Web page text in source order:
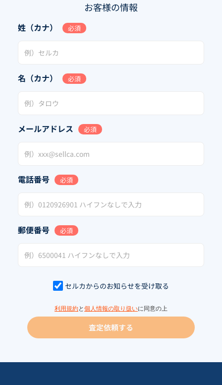
お客様の情報
姓（カナ） 必須
名（カナ） 必須
メールアドレス 必須
電話番号 必須
郵便番号 必須
セルカからのお知らせを受け取る
利用規約と 個人情報の取り扱いに同意の上
査定依頼する